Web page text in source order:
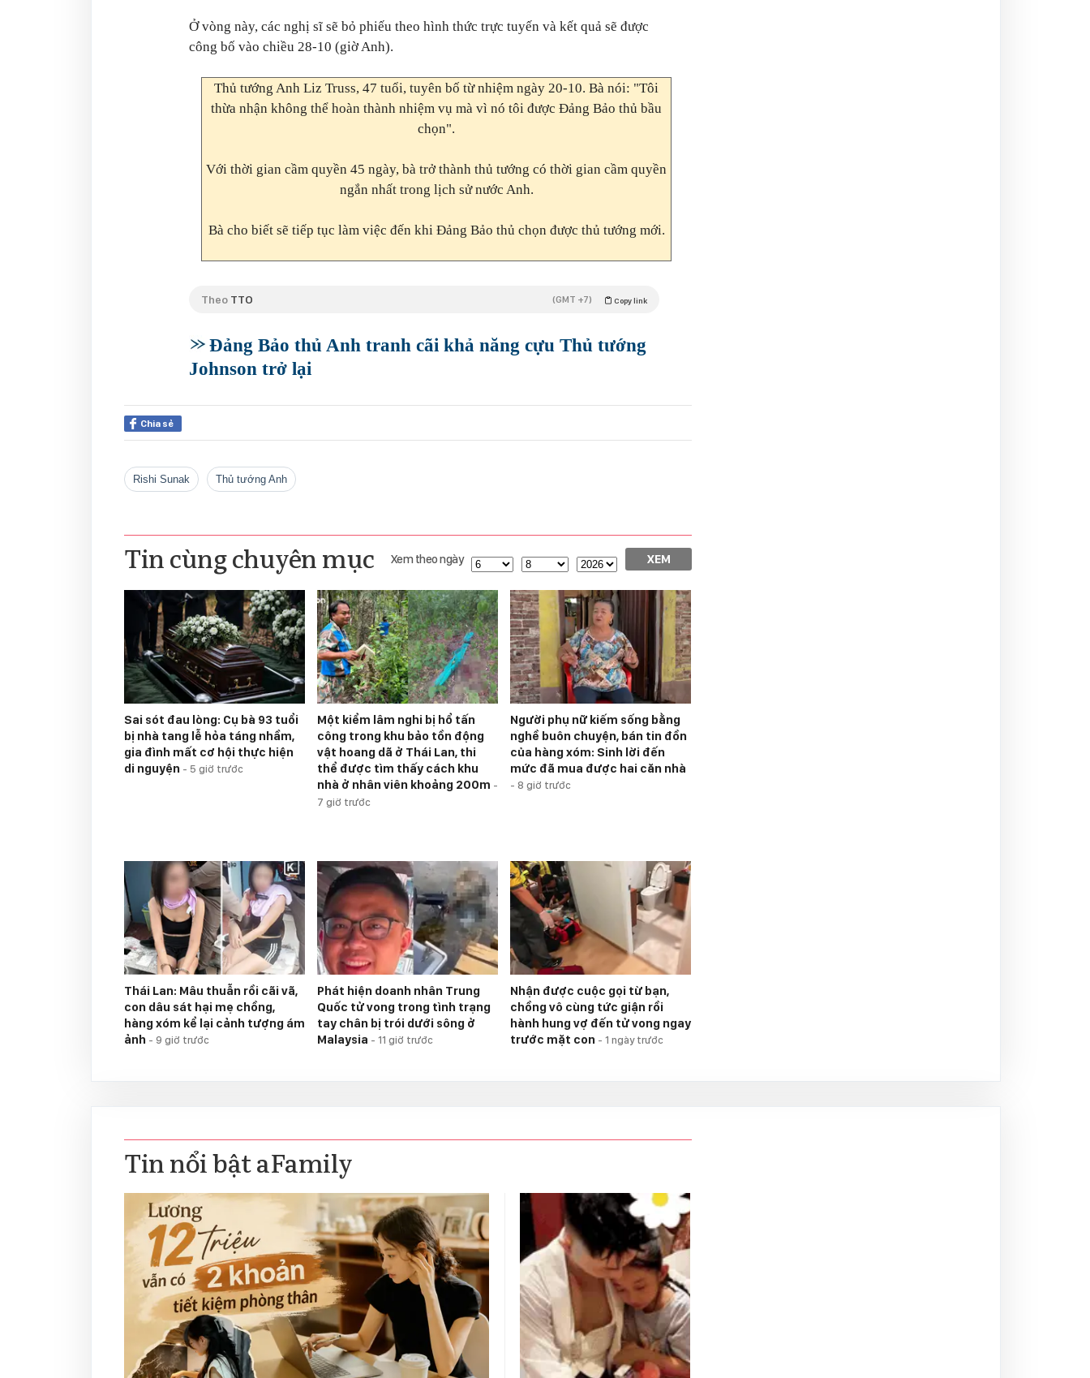
Ở vòng này, các nghị sĩ sẽ bỏ phiếu theo hình thức trực tuyến và kết quả sẽ được
công bố vào chiều 28-10 (giờ Anh).
Thủ tướng Anh Liz Truss, 47 tuổi, tuyên bố từ nhiệm ngày 20-10. Bà nói: "Tôi
thừa nhận không thể hoàn thành nhiệm vụ mà vì nó tôi được Đảng Bảo thủ bầu
chọn".
Với thời gian cầm quyền 45 ngày, bà trở thành thủ tướng có thời gian cầm quyền
ngắn nhất trong lịch sử nước Anh.
Bà cho biết sẽ tiếp tục làm việc đến khi Đảng Bảo thủ chọn được thủ tướng mới.
Theo TTO Copy link
(GMT +7)
Đảng Bảo thủ Anh tranh cãi khả năng cựu Thủ tướng
Johnson trở lại
Chia sẻ
Rishi Sunak Thủ tướng Anh
Tin cùng chuyên mục Xem theo ngày XEM
Sai sót đau lòng: Cụ bà 93 tuổi
bị nhà tang lễ hỏa táng nhầm,
gia đình mất cơ hội thực hiện
di nguyện - 5 giờ trước
Một kiểm lâm nghi bị hổ tấn
công trong khu bảo tồn động
vật hoang dã ở Thái Lan, thi
thể được tìm thấy cách khu
nhà ở nhân viên khoảng 200m -
7 giờ trước
Người phụ nữ kiếm sống bằng
nghề buôn chuyện, bán tin đồn
của hàng xóm: Sinh lời đến
mức đã mua được hai căn nhà
- 8 giờ trước
Thái Lan: Mâu thuẫn rồi cãi vã,
con dâu sát hại mẹ chồng,
hàng xóm kể lại cảnh tượng ám
ảnh - 9 giờ trước
Phát hiện doanh nhân Trung
Quốc tử vong trong tình trạng
tay chân bị trói dưới sông ở
Malaysia - 11 giờ trước
Nhận được cuộc gọi từ bạn,
chồng vô cùng tức giận rồi
hành hung vợ đến tử vong ngay
trước mặt con - 1 ngày trước
Tin nổi bật aFamily